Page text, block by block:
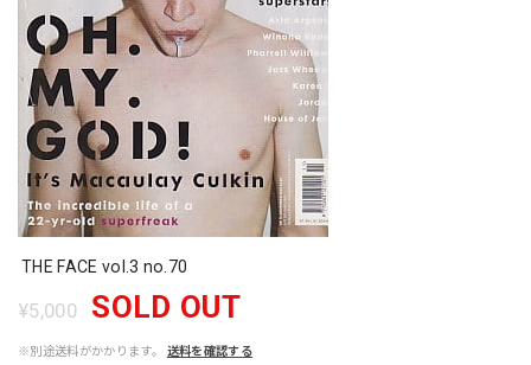
THE FACE vol.3 no.70
¥5,000 SOLD OUT
※別途送料がかかります。 送料を確認する